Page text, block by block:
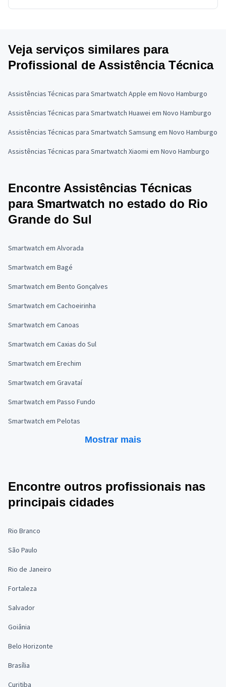
Veja serviços similares para
Profissional de Assistência Técnica
Assistências Técnicas para Smartwatch Apple em Novo Hamburgo
Assistências Técnicas para Smartwatch Huawei em Novo Hamburgo
Assistências Técnicas para Smartwatch Samsung em Novo Hamburgo
Assistências Técnicas para Smartwatch Xiaomi em Novo Hamburgo
Encontre Assistências Técnicas
para Smartwatch no estado do Rio
Grande do Sul
Smartwatch em Alvorada
Smartwatch em Bagé
Smartwatch em Bento Gonçalves
Smartwatch em Cachoeirinha
Smartwatch em Canoas
Smartwatch em Caxias do Sul
Smartwatch em Erechim
Smartwatch em Gravataí
Smartwatch em Passo Fundo
Smartwatch em Pelotas
Mostrar mais
Encontre outros profissionais nas
principais cidades
Rio Branco
São Paulo
Rio de Janeiro
Fortaleza
Salvador
Goiânia
Belo Horizonte
Brasília
Curitiba